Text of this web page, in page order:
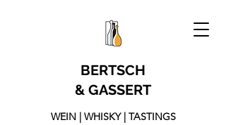
BERTSCH
& GASSERT
WEIN | WHISKY | TASTINGS